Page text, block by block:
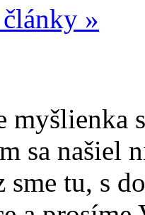
»
myšlienka
sa našiel
sme tu, s